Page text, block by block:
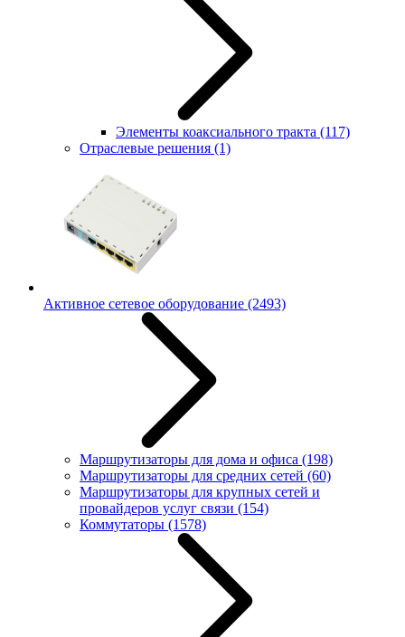
Элементы коаксиального тракта (117)
Отраслевые решения (1)
Активное сетевое оборудование (2493)
Маршрутизаторы для дома и офиса (198)
Маршрутизаторы для средних сетей (60)
Маршрутизаторы для крупных сетей и
провайдеров услуг связи (154)
Коммутаторы (1578)